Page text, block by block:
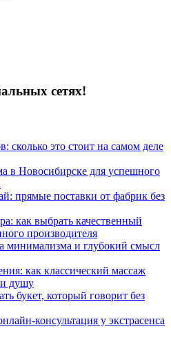
сетях!
сколько это стоит на самом деле
в Новосибирске для успешного
прямые поставки от фабрик без
как выбрать качественный
производителя
минимализма и глубокий смысл
как классический массаж
и душу
букет, который говорит без
консультация у экстрасенса